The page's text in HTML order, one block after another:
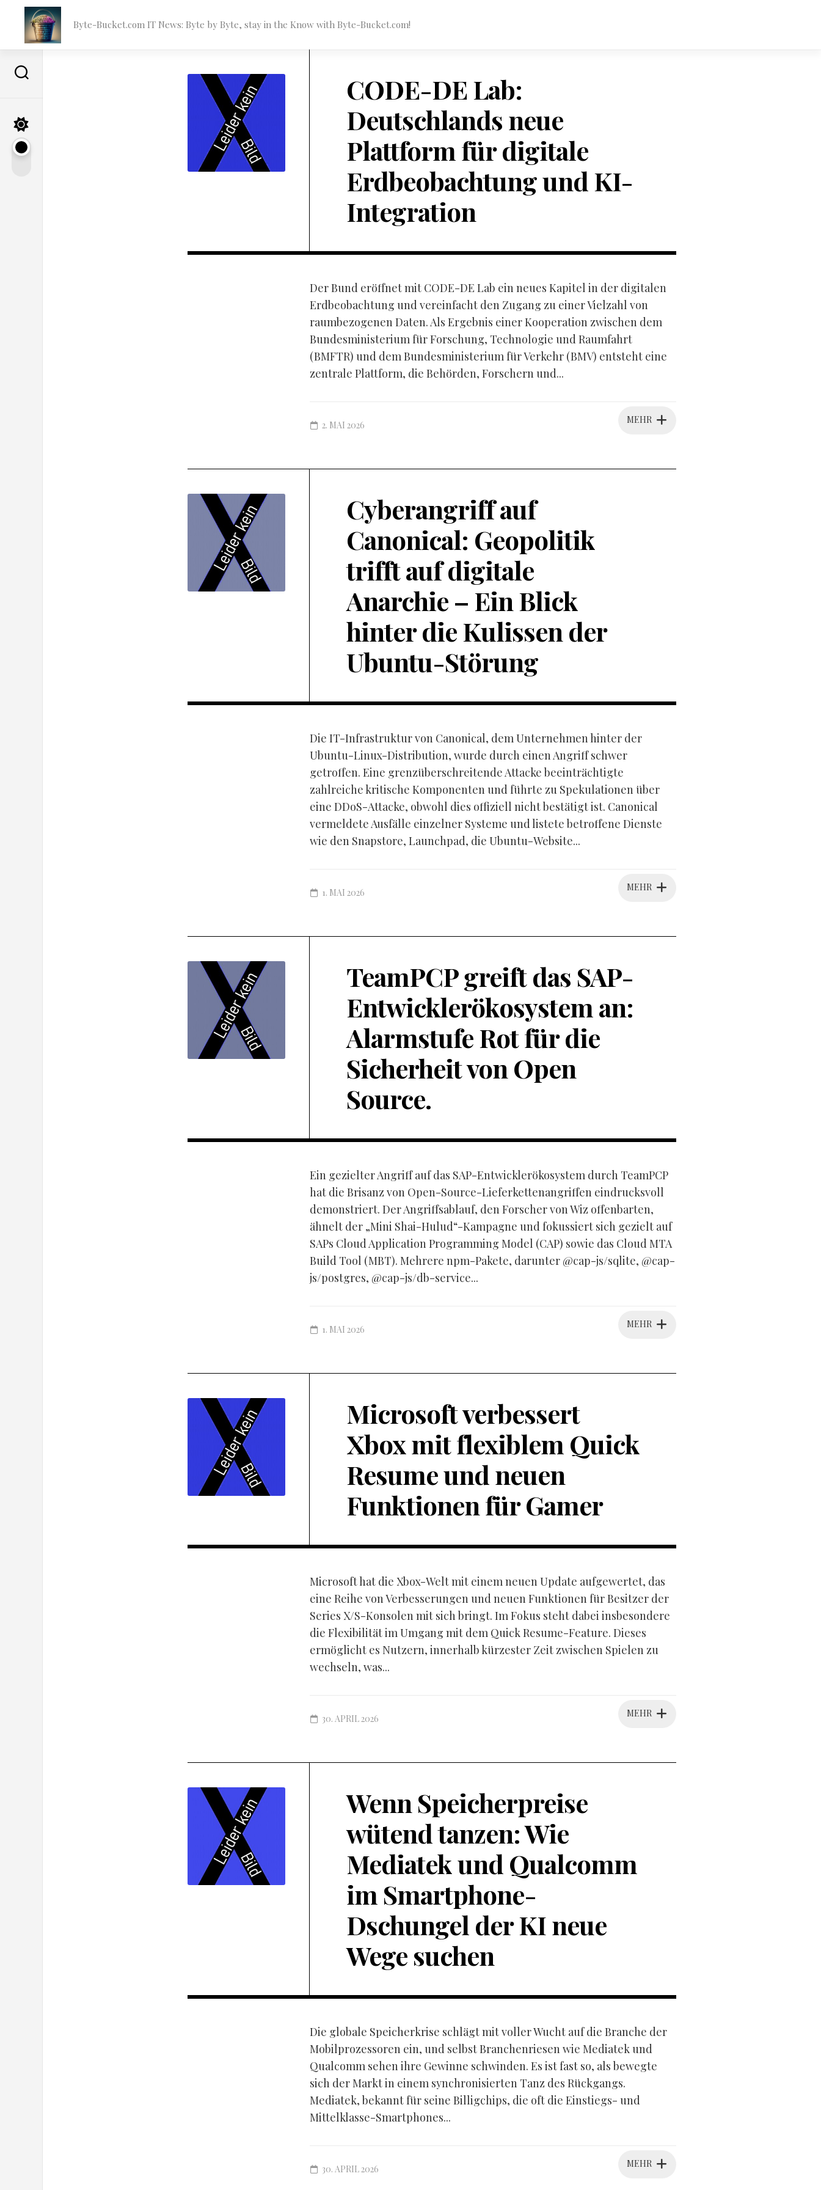
content
Byte-Bucket.com IT News: Byte by Byte, stay in the Know with Byte-Bucket.com!
CODE-DE Lab:
Deutschlands neue
Plattform für digitale
Erdbeobachtung und KI-
Integration
Der Bund eröffnet mit CODE-DE Lab ein neues Kapitel in der digitalen
Erdbeobachtung und vereinfacht den Zugang zu einer Vielzahl von
raumbezogenen Daten. Als Ergebnis einer Kooperation zwischen dem
Bundesministerium für Forschung, Technologie und Raumfahrt
(BMFTR) und dem Bundesministerium für Verkehr (BMV) entsteht eine
zentrale Plattform, die Behörden, Forschern und...
MEHR
2. MAI 2026
Cyberangriff auf
Canonical: Geopolitik
trifft auf digitale
Anarchie – Ein Blick
hinter die Kulissen der
Ubuntu-Störung
Die IT-Infrastruktur von Canonical, dem Unternehmen hinter der
Ubuntu-Linux-Distribution, wurde durch einen Angriff schwer
getroffen. Eine grenzüberschreitende Attacke beeinträchtigte
zahlreiche kritische Komponenten und führte zu Spekulationen über
eine DDoS-Attacke, obwohl dies offiziell nicht bestätigt ist. Canonical
vermeldete Ausfälle einzelner Systeme und listete betroffene Dienste
wie den Snapstore, Launchpad, die Ubuntu-Website...
MEHR
1. MAI 2026
TeamPCP greift das SAP-
Entwicklerökosystem an:
Alarmstufe Rot für die
Sicherheit von Open
Source.
Ein gezielter Angriff auf das SAP-Entwicklerökosystem durch TeamPCP
hat die Brisanz von Open-Source-Lieferkettenangriffen eindrucksvoll
demonstriert. Der Angriffsablauf, den Forscher von Wiz offenbarten,
ähnelt der „Mini Shai-Hulud“-Kampagne und fokussiert sich gezielt auf
SAPs Cloud Application Programming Model (CAP) sowie das Cloud MTA
Build Tool (MBT). Mehrere npm-Pakete, darunter @cap-js/sqlite, @cap-
js/postgres, @cap-js/db-service...
MEHR
1. MAI 2026
Microsoft verbessert
Xbox mit flexiblem Quick
Resume und neuen
Funktionen für Gamer
Microsoft hat die Xbox-Welt mit einem neuen Update aufgewertet, das
eine Reihe von Verbesserungen und neuen Funktionen für Besitzer der
Series X/S-Konsolen mit sich bringt. Im Fokus steht dabei insbesondere
die Flexibilität im Umgang mit dem Quick Resume-Feature. Dieses
ermöglicht es Nutzern, innerhalb kürzester Zeit zwischen Spielen zu
wechseln, was...
MEHR
30. APRIL 2026
Wenn Speicherpreise
wütend tanzen: Wie
Mediatek und Qualcomm
im Smartphone-
Dschungel der KI neue
Wege suchen
Die globale Speicherkrise schlägt mit voller Wucht auf die Branche der
Mobilprozessoren ein, und selbst Branchenriesen wie Mediatek und
Qualcomm sehen ihre Gewinne schwinden. Es ist fast so, als bewegte
sich der Markt in einem synchronisierten Tanz des Rückgangs.
Mediatek, bekannt für seine Billigchips, die oft die Einstiegs- und
Mittelklasse-Smartphones...
MEHR
30. APRIL 2026